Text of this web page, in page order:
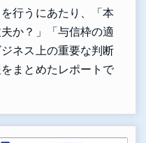
行うにあたり、「本
か？」「与信枠の適
ネス上の重要な判断
まとめたレポートで